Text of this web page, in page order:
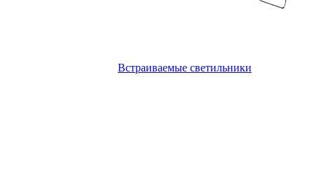
Встраиваемые светильники